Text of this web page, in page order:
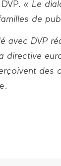
« Le
de
avec DVP
directive
des